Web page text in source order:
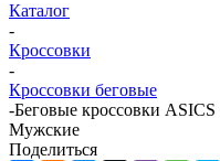
Каталог
-
Кроссовки
-
Кроссовки беговые
-Беговые кроссовки
Мужские
Поделиться